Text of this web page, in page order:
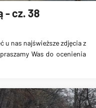
- cz. 38
u nas najświeższe zdjęcia z
Was do ocenienia